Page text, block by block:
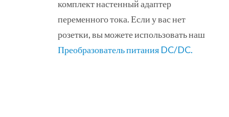
комплект настенный адаптер
переменного тока. Если у вас нет
розетки, вы можете использовать наш
Преобразователь питания DC/DC.